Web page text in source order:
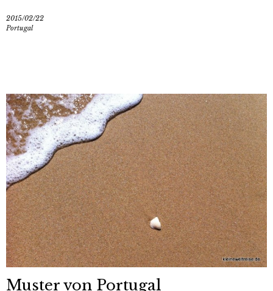
2015/02/22
Portugal
Muster von Portugal